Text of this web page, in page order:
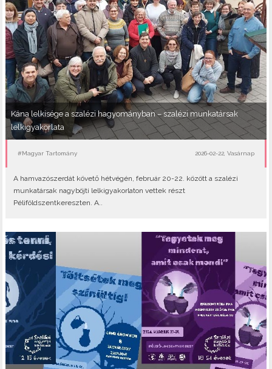
Kána lelkisége a szalézi hagyományban – szalézi munkatársak
lelkigyakorlata
#Magyar Tartomány 2026-02-22, Vasárnap
A hamvazószerdát követő hétvégén, február 20-22. között a szalézi
munkatársak nagyböjti lelkigyakorlaton vettek részt
Péliföldszentkereszten. A..